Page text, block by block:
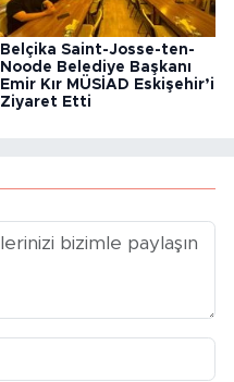
Belçika Saint-Josse-ten-
Noode Belediye Başkanı
Emir Kır MÜSİAD Eskişehir’i
Ziyaret Etti